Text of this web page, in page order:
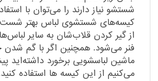
شستشو نیاز دارند را می‌توان با
کیسه‌های شستشوی لباس بهتر
از گیر کردن قلاب‌شان به سایر
فنر می‌شود. همچنین اگر با گم شدن
ماشین لباسشویی برخورد داشته‌اید
می‌کنیم از این کیسه ‌ها استفاده